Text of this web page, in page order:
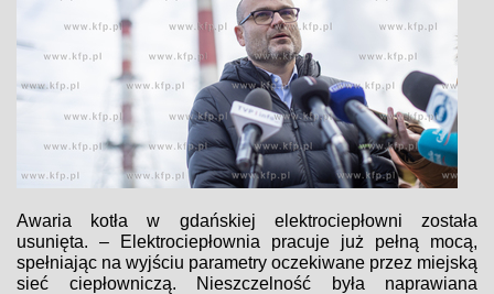
Awaria kotła w gdańskiej elektrociepłowni została
usunięta. – Elektrociepłownia pracuje już pełną mocą,
spełniając na wyjściu parametry oczekiwane przez miejską
sieć ciepłowniczą. Nieszczelność była naprawiana